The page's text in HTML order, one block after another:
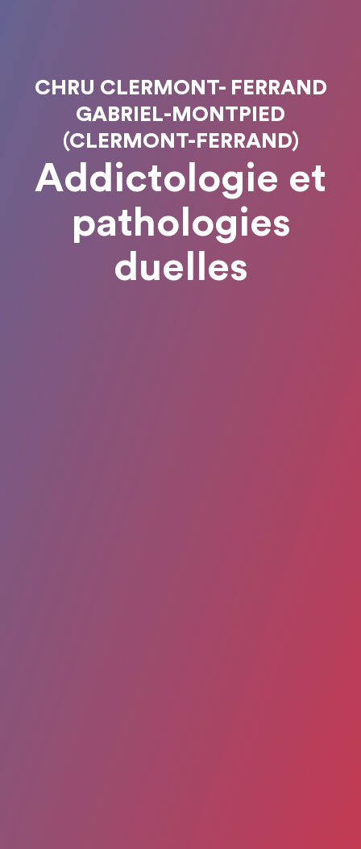
CHRU CLERMONT- FERRAND
GABRIEL-MONTPIED
(CLERMONT-FERRAND)
Addictologie et
pathologies
duelles